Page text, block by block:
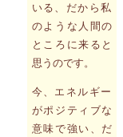
いる、 だから私
のような人間の
ところに来ると
思うのです。
今、 エネルギー
がポジティブな
意味で強い、だ